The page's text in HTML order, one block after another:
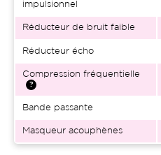
impulsionnel
Réducteur de bruit faible
Réducteur écho
Compression fréquentielle
Bande passante
Masqueur acouphènes